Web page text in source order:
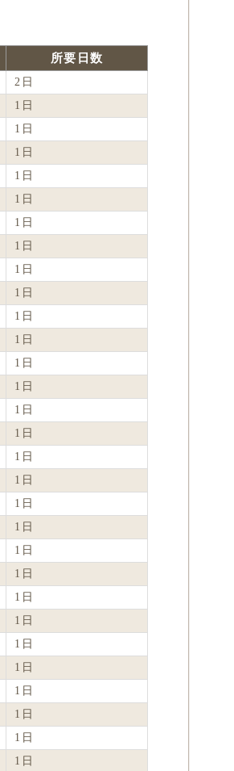
所要日数
2日
1日
1日
1日
1日
1日
1日
1日
1日
1日
1日
1日
1日
1日
1日
1日
1日
1日
1日
1日
1日
1日
1日
1日
1日
1日
1日
1日
1日
1日